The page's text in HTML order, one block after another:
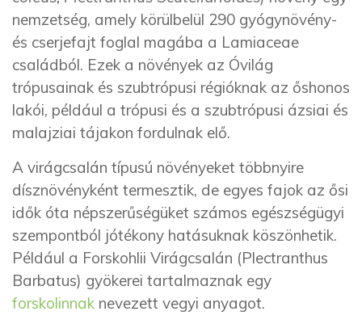
nemzetség, amely körülbelül 290 gyógynövény-
és cserjefajt foglal magába a Lamiaceae
családból. Ezek a növények az Óvilág
trópusainak és szubtrópusi régióknak az őshonos
lakói, például a trópusi és a szubtrópusi ázsiai és
malajziai tájakon fordulnak elő.
A virágcsalán típusú növényeket többnyire
dísznövényként termesztik, de egyes fajok az ősi
idők óta népszerűségüket számos egészségügyi
szempontból jótékony hatásuknak köszönhetik.
Például a Forskohlii Virágcsalán (Plectranthus
Barbatus) gyökerei tartalmaznak egy
forskolinnak nevezett vegyi anyagot.